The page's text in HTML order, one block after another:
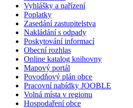
Vyhlášky a nařízení
Poplatky
Zasedání zastupitelstva
Nakládání s odpady
Poskytování informací
Obecní rozhlas
Online katalog knihovny
Mapový portál
Povodňový plán obce
Pracovní nabídky JOOBLE
Volná místa v regionu
Hospodaření obce